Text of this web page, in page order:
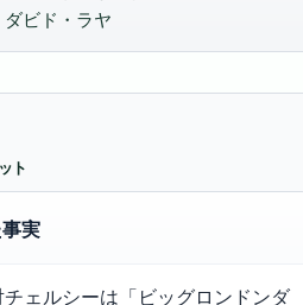
ダビド・ラヤ
ト
実
ェルシーは「ビッグロンドンダ